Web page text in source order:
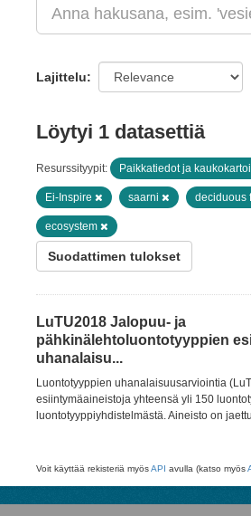
Lajittelu
Löytyi 1 datasettiä
Resurssityypit: Paikkatiedot ja
Ei-Inspire saarni deciduous
ecosystem
Suodattimen tulokset
LuTU2018 Jalopuu- ja
pähkinälehtoluontotyyppien
uhanalaisu...
Luontotyyppien uhanalaisuusarviointia
esiintymäaineistoja yhteensä yli 150
luontotyyppiyhdistelmästä. Aineisto on
Voit käyttää rekisteriä myösAPI avulla (katso myös